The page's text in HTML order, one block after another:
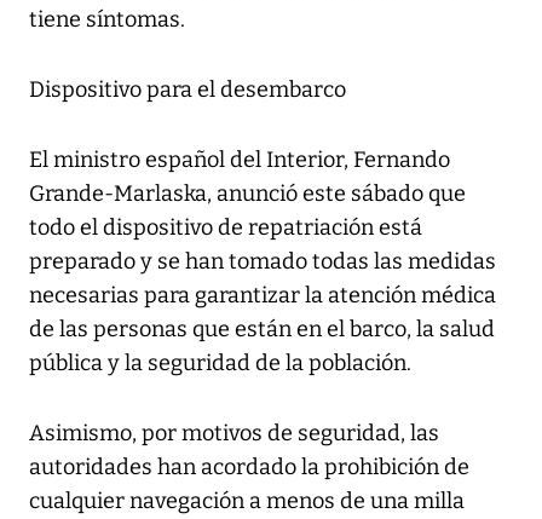
tiene síntomas.
Dispositivo para el desembarco
El ministro español del Interior, Fernando
Grande-Marlaska, anunció este sábado que
todo el dispositivo de repatriación está
preparado y se han tomado todas las medidas
necesarias para garantizar la atención médica
de las personas que están en el barco, la salud
pública y la seguridad de la población.
Asimismo, por motivos de seguridad, las
autoridades han acordado la prohibición de
cualquier navegación a menos de una milla